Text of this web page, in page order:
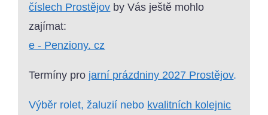
číslech Prostějov by Vás ještě mohlo
zajímat:
e - Penziony. cz
Termíny pro jarní prázdniny 2027 Prostějov.
Výběr rolet, žaluzií nebo kvalitních kolejnic